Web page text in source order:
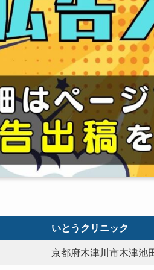
いとうクリニック
京都府木津川市木津池